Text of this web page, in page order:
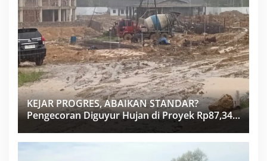
KEJAR PROGRES, ABAIKAN STANDAR?
Pengecoran Diguyur Hujan di Proyek Rp87,34
Miliar Sukma Nias, Konsultan, Pengawas dan
PPK Bungkam